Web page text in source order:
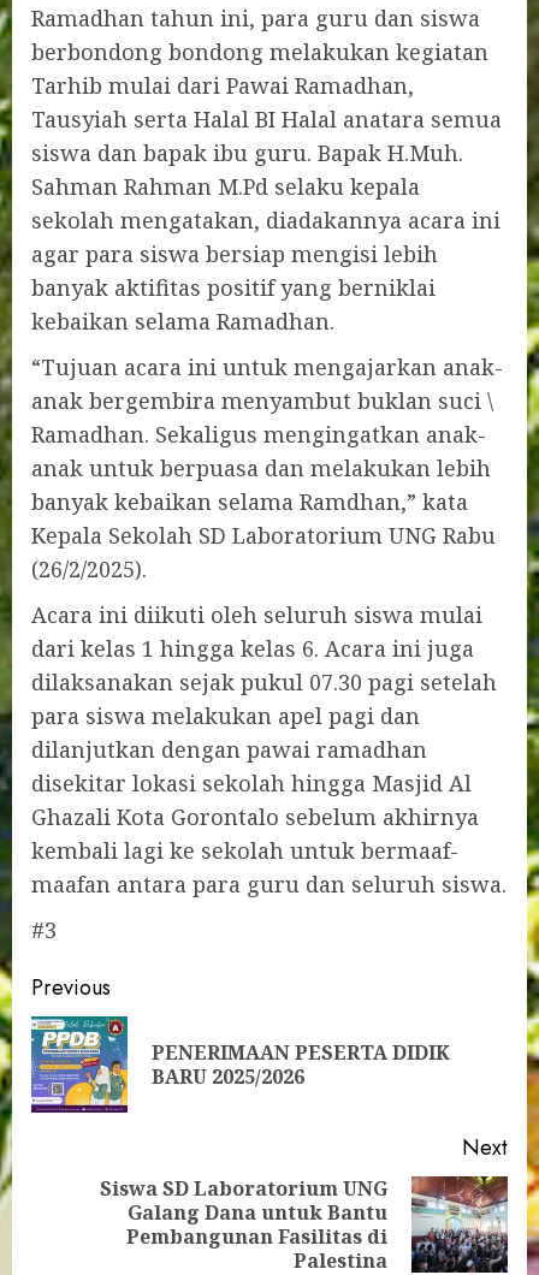
Ramadhan tahun ini, para guru dan siswa
berbondong bondong melakukan kegiatan
Tarhib mulai dari Pawai Ramadhan,
Tausyiah serta Halal BI Halal anatara semua
siswa dan bapak ibu guru. Bapak H.Muh.
Sahman Rahman M.Pd selaku kepala
sekolah mengatakan, diadakannya acara ini
agar para siswa bersiap mengisi lebih
banyak aktifitas positif yang berniklai
kebaikan selama Ramadhan.
“Tujuan acara ini untuk mengajarkan anak-
anak bergembira menyambut buklan suci \
Ramadhan. Sekaligus mengingatkan anak-
anak untuk berpuasa dan melakukan lebih
banyak kebaikan selama Ramdhan,” kata
Kepala Sekolah SD Laboratorium UNG Rabu
(26/2/2025).
Acara ini diikuti oleh seluruh siswa mulai
dari kelas 1 hingga kelas 6. Acara ini juga
dilaksanakan sejak pukul 07.30 pagi setelah
para siswa melakukan apel pagi dan
dilanjutkan dengan pawai ramadhan
disekitar lokasi sekolah hingga Masjid Al
Ghazali Kota Gorontalo sebelum akhirnya
kembali lagi ke sekolah untuk bermaaf-
maafan antara para guru dan seluruh siswa.
#3
Post
navigation
Previous
PENERIMAAN PESERTA DIDIK
BARU 2025/2026
Next
Siswa SD Laboratorium UNG
Galang Dana untuk Bantu
Pembangunan Fasilitas di
Palestina